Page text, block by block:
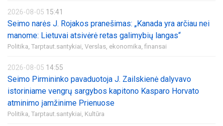
2026-08-05 15:41
Seimo narės J. Rojakos pranešimas: „Kanada yra arčiau nei
manome: Lietuvai atsivėrė retas galimybių langas“
Politika, Tarptaut.santykiai, Verslas, ekonomika, finansai
2026-08-05 14:55
Seimo Pirmininko pavaduotoja J. Zailskienė dalyvavo
istoriniame vengrų sargybos kapitono Kasparo Horvato
atminimo įamžinime Prienuose
Politika, Tarptaut.santykiai, Kultūra